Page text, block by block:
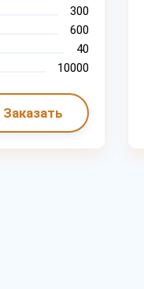
300
600
40
10000
Заказать